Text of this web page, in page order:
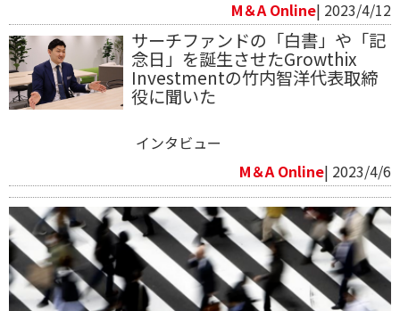
M＆A Online| 2023/4/12
サーチファンドの「白書」や「記
念日」を誕生させたGrowthix
Investmentの竹内智洋代表取締
役に聞いた
インタビュー
M＆A Online| 2023/4/6